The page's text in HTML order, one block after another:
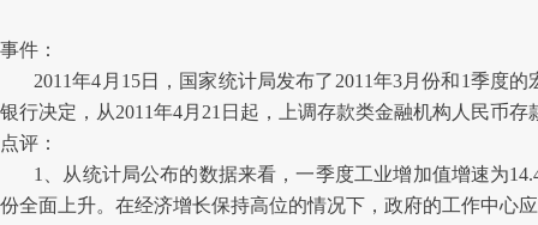
事件：
2011年4月15日，国家统计局发布了2011年3月份和1季度
银行决定，从2011年4月21日起，上调存款类金融机构人民币
点评：
1
、从统计局公布的数据来看，一季度工业增加值增速为
份全面上升。在经济增长保持高位的情况下，政府的工作中心